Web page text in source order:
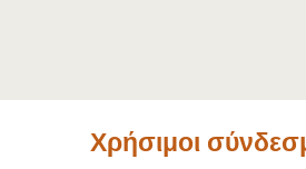
Χρήσιμοι